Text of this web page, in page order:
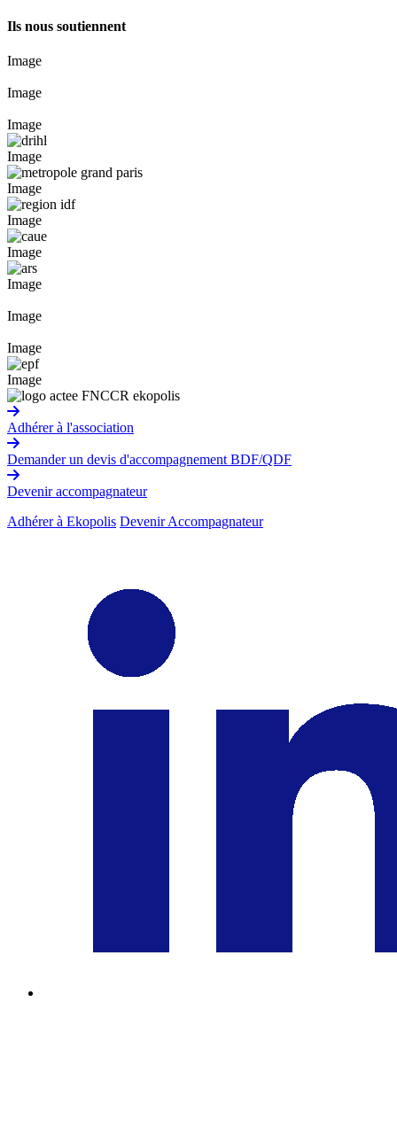
Ils nous soutiennent
Image
Image
Image
Image
Image
Image
Image
Image
Image
Image
Image
Adhérer à l'association
Demander un devis d'accompagnement BDF/QDF
Devenir accompagnateur
Adhérer à Ekopolis Devenir Accompagnateur